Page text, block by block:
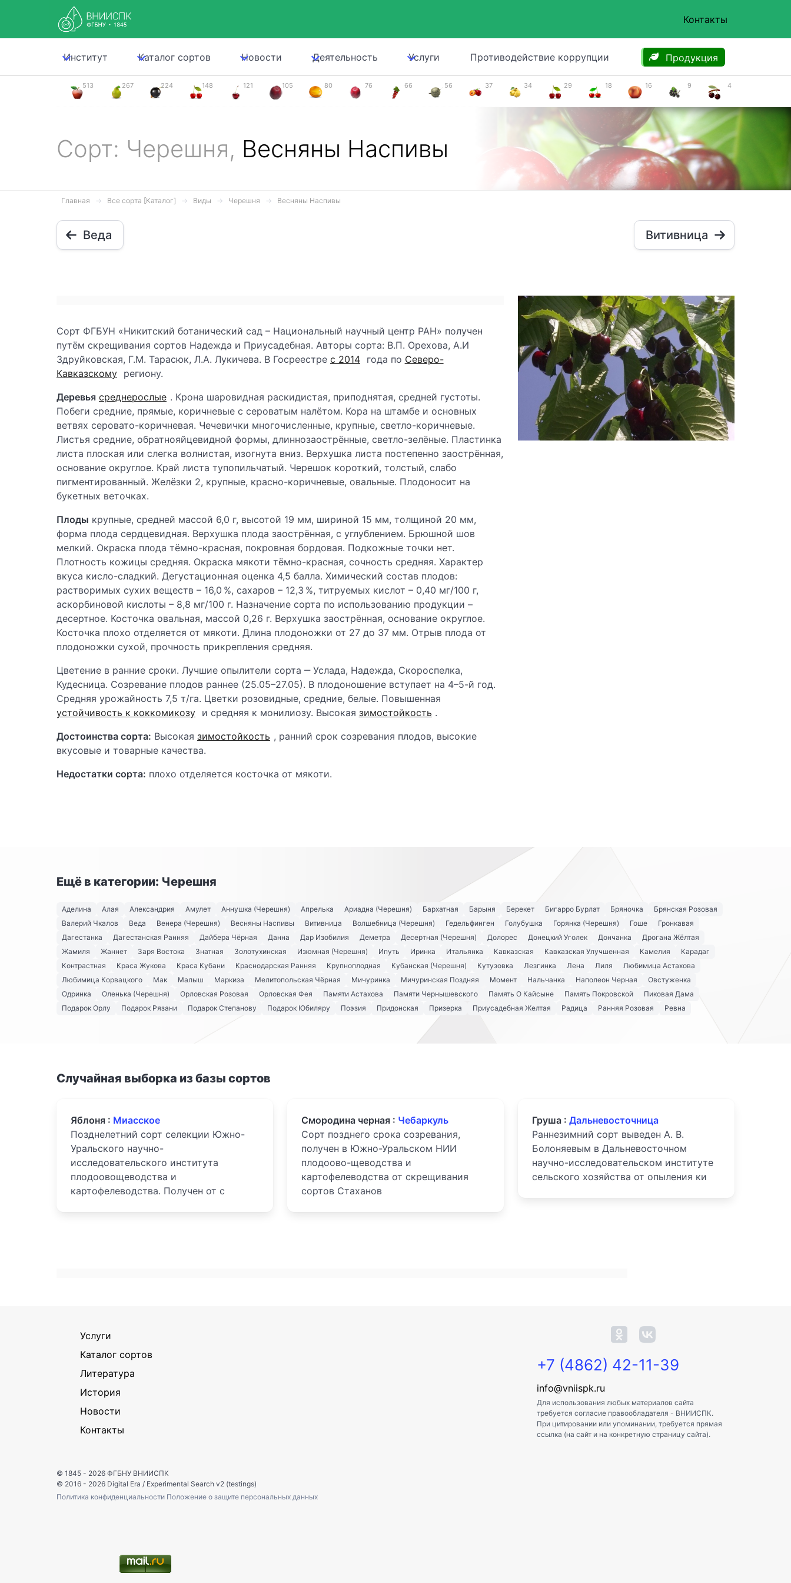
Контакты
Институт Каталог сортов Новости Деятельность Услуги Противодействие коррупции Продукция
513 267 224 148 121 105 80 76 66 56 37 34 29 18 16 9 4
Сорт: Черешня, Весняны Наспивы
Главная Все сорта [Каталог] Виды Черешня Весняны Наспивы
Веда Витивница
Сорт ФГБУН «Никитский ботанический сад – Национальный научный центр РАН» получен
путём скрещивания сортов Надежда и Приусадебная. Авторы сорта: В.П. Орехова, А.И
Здруйковская, Г.М. Тарасюк, Л.А. Лукичева. В Госреестре с 2014 года по Северо-
Кавказскому региону.
Деревья среднерослые . Крона шаровидная раскидистая, приподнятая, средней густоты.
Побеги средние, прямые, коричневые с сероватым налётом. Кора на штамбе и основных
ветвях серовато-коричневая. Чечевички многочисленные, крупные, светло-коричневые.
Листья средние, обратнояйцевидной формы, длиннозаострённые, светло-зелёные. Пластинка
листа плоская или слегка волнистая, изогнута вниз. Верхушка листа постепенно заострённая,
основание округлое. Край листа тупопильчатый. Черешок короткий, толстый, слабо
пигментированный. Желёзки 2, крупные, красно-коричневые, овальные. Плодоносит на
букетных веточках.
Плоды крупные, средней массой 6,0 г, высотой 19 мм, шириной 15 мм, толщиной 20 мм,
форма плода сердцевидная. Верхушка плода заострённая, с углублением. Брюшной шов
мелкий. Окраска плода тёмно-красная, покровная бордовая. Подкожные точки нет.
Плотность кожицы средняя. Окраска мякоти тёмно-красная, сочность средняя. Характер
вкуса кисло-сладкий. Дегустационная оценка 4,5 балла. Химический состав плодов:
растворимых сухих веществ – 16,0 %, сахаров – 12,3 %, титруемых кислот – 0,40 мг/100 г,
аскорбиновой кислоты – 8,8 мг/100 г. Назначение сорта по использованию продукции –
десертное. Косточка овальная, массой 0,26 г. Верхушка заострённая, основание округлое.
Косточка плохо отделяется от мякоти. Длина плодоножки от 27 до 37 мм. Отрыв плода от
плодоножки сухой, прочность прикрепления средняя.
Цветение в ранние сроки. Лучшие опылители сорта ‒ Услада, Надежда, Скороспелка,
Кудесница. Созревание плодов раннее (25.05–27.05). В плодоношение вступает на 4–5-й год.
Средняя урожайность 7,5 т/га. Цветки розовидные, средние, белые. Повышенная
устойчивость к коккомикозу и средняя к монилиозу. Высокая зимостойкость .
Достоинства сорта: Высокая зимостойкость , ранний срок созревания плодов, высокие
вкусовые и товарные качества.
Недостатки сорта: плохо отделяется косточка от мякоти.
Ещё в категории: Черешня
Аделина Алая Александрия Амулет Аннушка (Черешня) Апрелька Ариадна (Черешня) Бархатная Барыня Берекет Бигарро Бурлат Бряночка
Брянская Розовая
Валерий Чкалов
Веда Венера (Черешня) Весняны Наспивы Витивница Волшебница (Черешня) Гедельфинген Голубушка Горянка (Черешня) Гоше
Гронкавая
Дагестанка
Дагестанская Ранняя Дайбера Чёрная Данна Дар Изобилия Деметра Десертная (Черешня) Долорес Донецкий Уголек Дончанка
Дрогана Жёлтая
Жамиля
Жаннет Заря Востока Знатная Золотухинская Изюмная (Черешня) Ипуть Иринка Итальянка Кавказская Кавказская Улучшенная Камелия
Карадаг
Контрастная
Краса Жукова Краса Кубани Краснодарская Ранняя Крупноплодная Кубанская (Черешня) Кутузовка Лезгинка Лена Лиля
Любимица Астахова
Любимица Корвацкого
Мак Малыш Маркиза Мелитопольская Чёрная Мичуринка Мичуринская Поздняя Момент Нальчанка Наполеон Черная
Овстуженка
Одринка
Оленька (Черешня) Орловская Розовая Орловская Фея Памяти Астахова Памяти Чернышевского Память О Кайсыне Память Покровской
Пиковая Дама
Подарок Орлу
Подарок Рязани Подарок Степанову Подарок Юбиляру Поэзия Придонская Призерка Приусадебная Желтая Радица Ранняя Розовая Ревна
Случайная выборка из базы сортов
Яблоня : Миасское
Позднелетний сорт селекции Южно-
Уральского научно-
исследовательского института
плодоовощеводства и
картофелеводства. Получен от с
Смородина черная : Чебаркуль
Сорт позднего срока созревания,
получен в Южно-Уральском НИИ
плодоово-щеводства и
картофелеводства от скрещивания
сортов Стаханов
Груша : Дальневосточница
Раннезимний сорт выведен А. В.
Болоняевым в Дальневосточном
научно-исследовательском институте
сельского хозяйства от опыления ки
Услуги
Каталог сортов
Литература
История
Новости
Контакты
+7 (4862) 42-11-39
info@vniispk.ru
Для использования любых материалов сайта
требуется согласие правообладателя - ВНИИСПК.
При цитировании или упоминании, требуется прямая
ссылка (на сайт и на конкретную страницу сайта).
© 1845 - 2026 ФГБНУ ВНИИСПК
© 2016 - 2026 Digital Era / Experimental Search v2 (testings)
Политика конфиденциальности Положение о защите персональных данных